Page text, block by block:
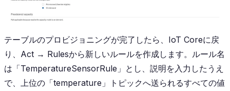
テーブルのプロビジョニングが完了したら、IoT Coreに戻
り、Act → Rulesから新しいルールを作成します。ルール名
は「TemperatureSensorRule」とし、説明を入力したうえ
で、上位の「temperature」トピックへ送られるすべての値